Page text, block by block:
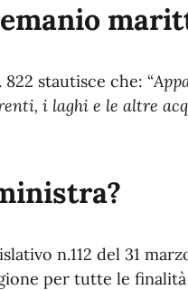
stautisce che: “
i laghi e le altre
n.112 del 31
per tutte le